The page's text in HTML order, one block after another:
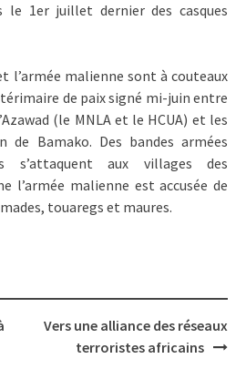
le 1er juillet dernier des casques
l’armée malienne sont à couteaux
de paix signé mi-juin entre
(le MNLA et le HCUA) et les
Bamako. Des bandes armées
s’attaquent aux villages des
l’armée malienne est accusée de
touaregs et maures.
Vers une alliance des réseaux
terroristes africains